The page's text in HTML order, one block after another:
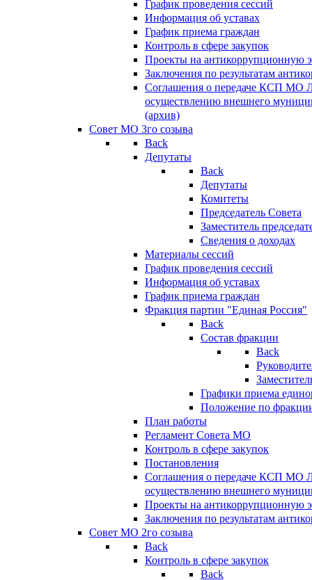
График проведения сессий
Информация об уставах
График приема граждан
Контроль в сфере закупок
Проекты на антикоррупционную
Заключения по результатам
Соглашения о передаче КСП МО
осуществлению внешнего
(архив)
Совет МО 3го созыва
Back
Депутаты
Back
Депутаты
Комитеты
Председатель Совета
Заместитель
Сведения о доходах
Материалы сессий
График проведения сессий
Информация об уставах
График приема граждан
Фракция партии "Единая Россия"
Back
Состав фракции
Back
Графики приема
Положение по
План работы
Регламент Совета МО
Контроль в сфере закупок
Постановления
Соглашения о передаче КСП МО
осуществлению внешнего
Проекты на антикоррупционную
Заключения по результатам
Совет МО 2го созыва
Back
Контроль в сфере закупок
Back